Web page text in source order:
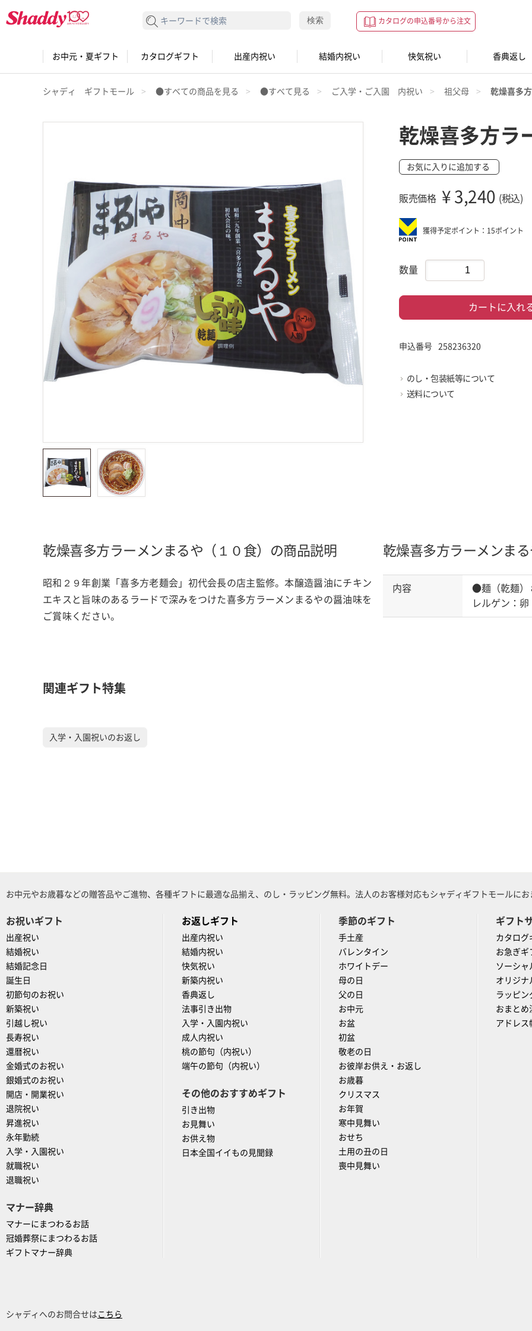
カタログの申込番号から注文
検索する 検索
お中元・夏ギフト カタログギフト 出産内祝い 結婚内祝い 快気祝い 香典返し
シャディ ギフトモール ●すべての商品を見る ●すべて見る ご入学・ご入園 内祝い 祖父母 乾燥喜多
乾燥喜多方ラ
お気に入りに追加する
販売価格 ¥ 3,240 (税込)
獲得予定ポイント：15ポイント
数量
カートに入れ
申込番号 258236320
のし・包装紙等について
送料について
乾燥喜多方ラーメンまるや（１０食）の商品説明
昭和２９年創業「喜多方老麺会」初代会長の店主監修。本醸造醤油にチキン
エキスと旨味のあるラードで深みをつけた喜多方ラーメンまるやの醤油味を
ご賞味ください。
乾燥喜多方ラーメンま
内容
●麺（乾麺）
レルゲン：
関連ギフト特集
入学・入園祝いのお返し
お中元やお歳暮などの贈答品やご進物、各種ギフトに最適な品揃え、のし・ラッピング無料。法人のお客様対応もシャディギフトモールに
お祝いギフト
出産祝い
結婚祝い
結婚記念日
誕生日
初節句のお祝い
新築祝い
引越し祝い
長寿祝い
還暦祝い
金婚式のお祝い
銀婚式のお祝い
開店・開業祝い
退院祝い
昇進祝い
永年勤続
入学・入園祝い
就職祝い
退職祝い
マナー辞典
マナーにまつわるお話
冠婚葬祭にまつわるお話
ギフトマナー辞典
お返しギフト
出産内祝い
結婚内祝い
快気祝い
新築内祝い
香典返し
法事引き出物
入学・入園内祝い
成人内祝い
桃の節句（内祝い）
端午の節句（内祝い）
その他のおすすめギフト
引き出物
お見舞い
お供え物
日本全国イイもの見聞録
季節のギフト
手土産
バレンタイン
ホワイトデー
母の日
父の日
お中元
お盆
初盆
敬老の日
お彼岸お供え・お返し
お歳暮
クリスマス
お年賀
寒中見舞い
おせち
土用の丑の日
喪中見舞い
ギフト
カタログ
お急ぎギ
ソーシャ
オリジナ
ラッピン
おまとめ
アドレス
シャディへのお問合せは こちら